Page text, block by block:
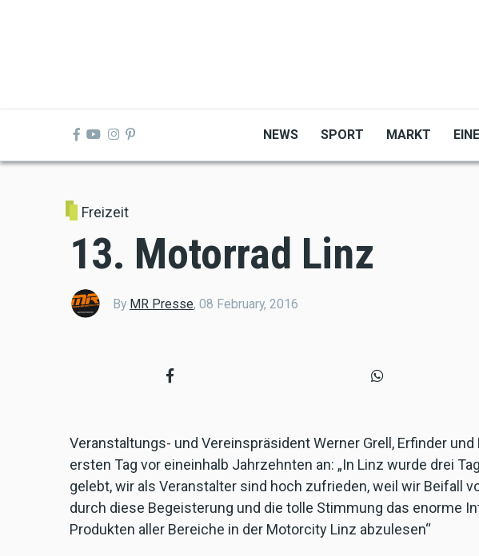
NEWS SPORT MARKT
Freizeit
13. Motorrad Linz
By MR Presse, 08 February, 2016
Veranstaltungs- und Vereinspräsident Werner Grell, Erfinder
ersten Tag vor eineinhalb Jahrzehnten an: „In Linz wurde drei
gelebt, wir als Veranstalter sind hoch zufrieden, weil wir Beifall
durch diese Begeisterung und die tolle Stimmung das enorme
Produkten aller Bereiche in der Motorcity Linz abzulesen“